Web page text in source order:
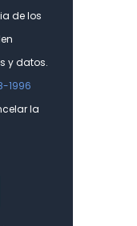
de los
y datos.
1996
la